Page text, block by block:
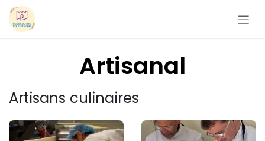
Se rendre au contenu
Artisanal
Artisans culinaires